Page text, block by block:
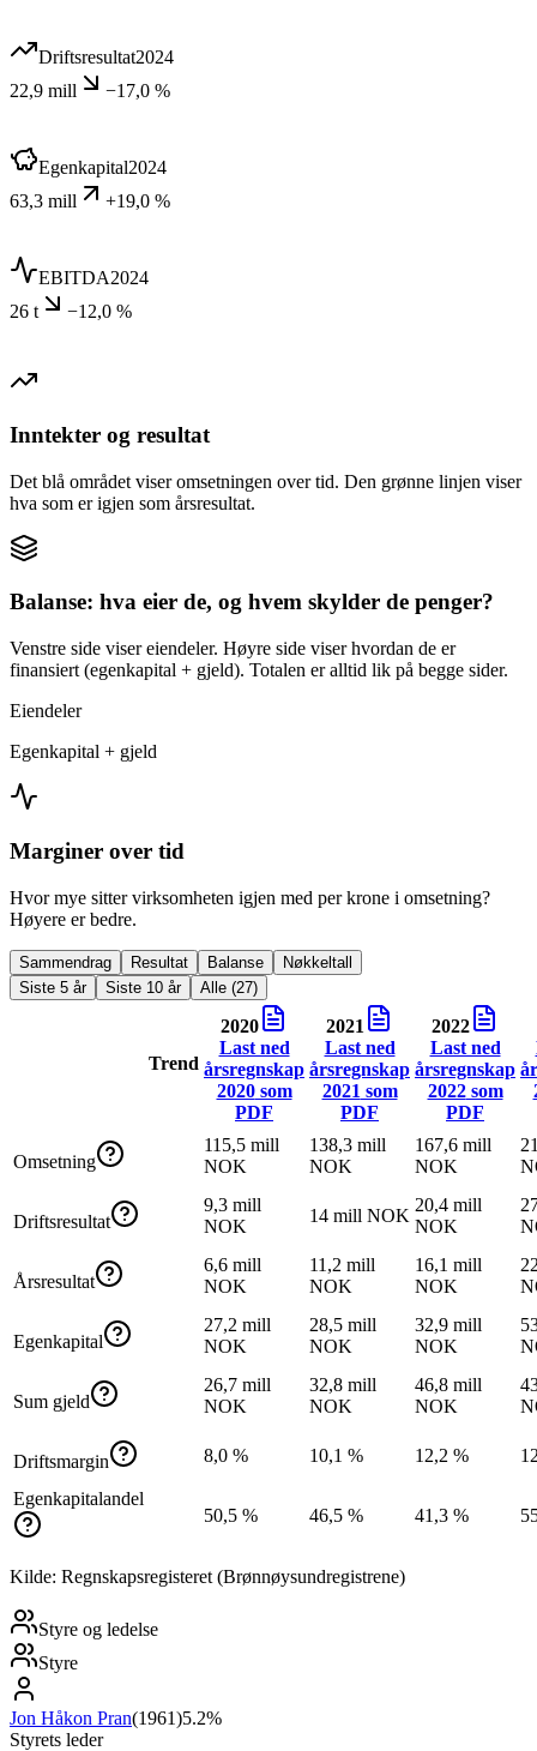
Driftsresultat2024
22,9 mill
−17,0 %
Egenkapital2024
63,3 mill
+19,0 %
EBITDA2024
26 t
−12,0 %
Inntekter og resultat
Det blå området viser omsetningen over tid. Den grønne linjen viser
hva som er igjen som årsresultat.
Balanse: hva eier de, og hvem skylder de penger?
Venstre side viser eiendeler. Høyre side viser hvordan de er
finansiert (egenkapital + gjeld). Totalen er alltid lik på begge sider.
Eiendeler
Egenkapital + gjeld
Marginer over tid
Hvor mye sitter virksomheten igjen med per krone i omsetning?
Høyere er bedre.
Sammendrag Resultat Balanse
Nøkkeltall
Siste 5 år
Siste 10 år Alle (27)
Trend
2020
Last ned
årsregnskap
2020som
PDF
2021
Last ned
årsregnskap
2021 som
PDF
2022
Last ned
årsregnskap
2022som
PDF
Omsetning
115,5 mill
NOK
138,3 mill
NOK
167,6 mill
NOK
Driftsresultat
9,3 mill
NOK
14 mill NOK
20,4 mill
NOK
Årsresultat
6,6 mill
NOK
11,2 mill
NOK
16,1 mill
NOK
Egenkapital
27,2 mill
NOK
28,5 mill
NOK
32,9 mill
NOK
Sum gjeld
26,7 mill
NOK
32,8 mill
NOK
46,8 mill
NOK
Driftsmargin 8,0 % 10,1 % 12,2 %
Egenkapitalandel
50,5 %
46,5 % 41,3 %
Kilde: Regnskapsregisteret (Brønnøysundregistrene)
Styre og ledelse
Styre
Jon Håkon Pran(1961)5.2%
Styrets leder